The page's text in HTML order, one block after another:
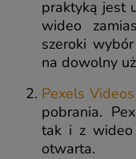
praktyką jest
wideo
szeroki
na dowolny
Pexels Videos
pobrania.
tak i z wideo
otwarta.